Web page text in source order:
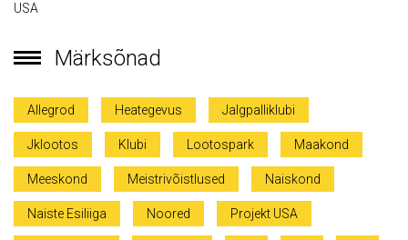
USA
Märksõnad
Allegrod Heategevus Jalgpalliklubi
Jklootos Klubi Lootospark Maakond
Meeskond Meistrivõistlused Naiskond
Naiste Esiliiga Noored Projekt USA